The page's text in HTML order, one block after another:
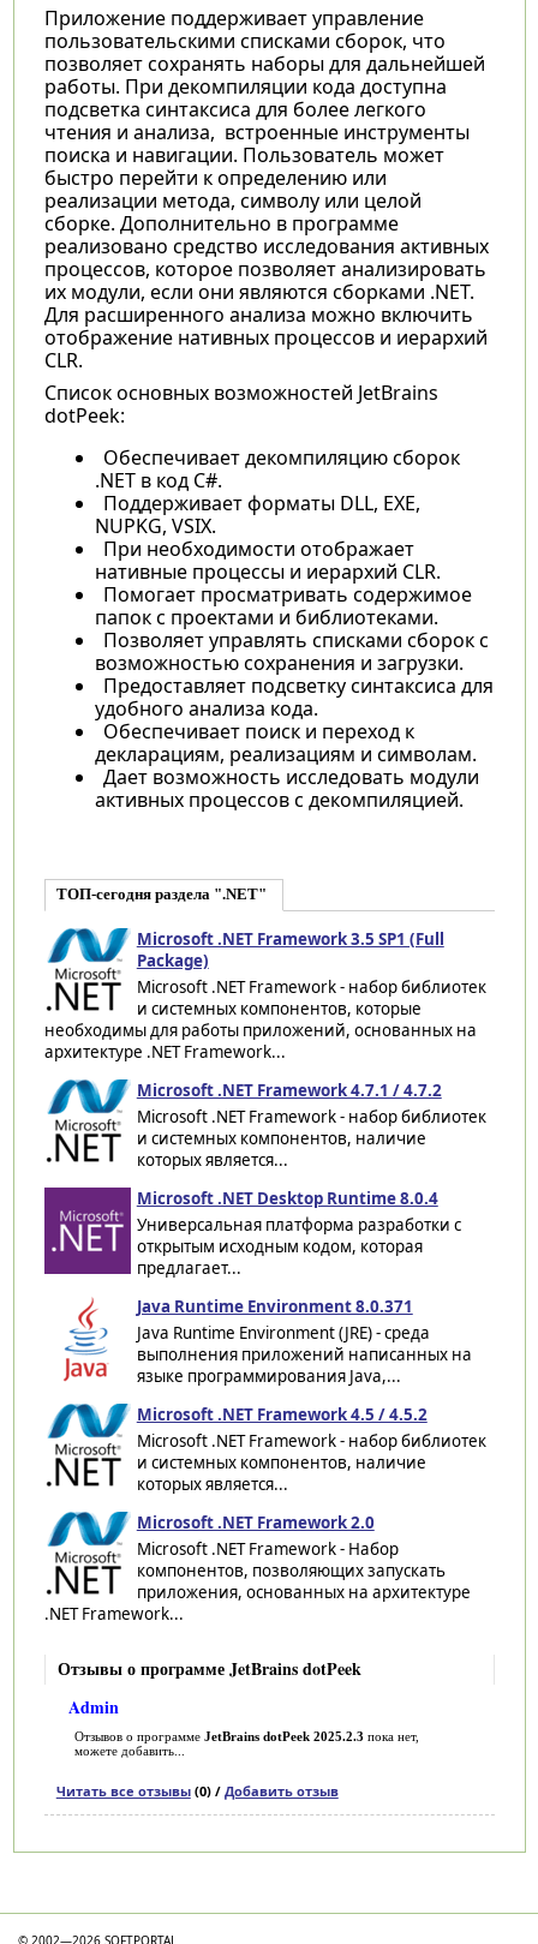
Приложение поддерживает управление
пользовательскими списками сборок, что
позволяет сохранять наборы для дальнейшей
работы. При декомпиляции кода доступна
подсветка синтаксиса для более легкого
чтения и анализа, встроенные инструменты
поиска и навигации. Пользователь может
быстро перейти к определению или
реализации метода, символу или целой
сборке. Дополнительно в программе
реализовано средство исследования активных
процессов, которое позволяет анализировать
их модули, если они являются сборками .NET.
Для расширенного анализа можно включить
отображение нативных процессов и иерархий
CLR.
Список основных возможностей JetBrains
dotPeek:
Обеспечивает декомпиляцию сборок
.NET в код C#.
Поддерживает форматы DLL, EXE,
NUPKG, VSIX.
При необходимости отображает
нативные процессы и иерархий CLR.
Помогает просматривать содержимое
папок с проектами и библиотеками.
Позволяет управлять списками сборок с
возможностью сохранения и загрузки.
Предоставляет подсветку синтаксиса для
удобного анализа кода.
Обеспечивает поиск и переход к
декларациям, реализациям и символам.
Дает возможность исследовать модули
активных процессов с декомпиляцией.
ТОП-сегодня раздела ".NET"
Microsoft .NET Framework 3.5 SP1 (Full
Package)
Microsoft .NET Framework - набор библиотек
и системных компонентов, которые
необходимы для работы приложений, основанных на
архитектуре .NET Framework...
Microsoft .NET Framework 4.7.1 / 4.7.2
Microsoft .NET Framework - набор библиотек
и системных компонентов, наличие
которых является...
Microsoft .NET Desktop Runtime 8.0.4
Универсальная платформа разработки с
открытым исходным кодом, которая
предлагает...
Java Runtime Environment 8.0.371
Java Runtime Environment (JRE) - среда
выполнения приложений написанных на
языке программирования Java,...
Microsoft .NET Framework 4.5 / 4.5.2
Microsoft .NET Framework - набор библиотек
и системных компонентов, наличие
которых является...
Microsoft .NET Framework 2.0
Microsoft .NET Framework - Набор
компонентов, позволяющих запускать
приложения, основанных на архитектуре
.NET Framework...
Отзывы о программе JetBrains dotPeek
Admin
Отзывов о программе JetBrains dotPeek 2025.2.3 пока нет,
можете добавить...
Читать все отзывы(0) / Добавить отзыв
© 2002—2026 SOFTPORTAL